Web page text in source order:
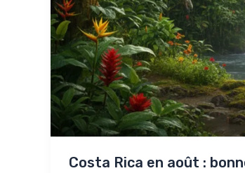
Costa Rica en août :